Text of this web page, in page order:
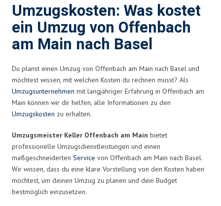
Umzugskosten: Was kostet
ein Umzug von Offenbach
am Main nach Basel
Du planst einen Umzug von Offenbach am Main nach Basel und
möchtest wissen, mit welchen Kosten du rechnen musst? Als
Umzugsunternehmen mit langjähriger Erfahrung in Offenbach am
Main können wir dir helfen, alle Informationen zu den
Umzugskosten zu erhalten.
Umzugsmeister Keller Offenbach am Main bietet
professionelle Umzugsdienstleistungen und einen
maßgeschneiderten Service von Offenbach am Main nach Basel.
Wir wissen, dass du eine klare Vorstellung von den Kosten haben
möchtest, um deinen Umzug zu planen und dein Budget
bestmöglich einzusetzen.